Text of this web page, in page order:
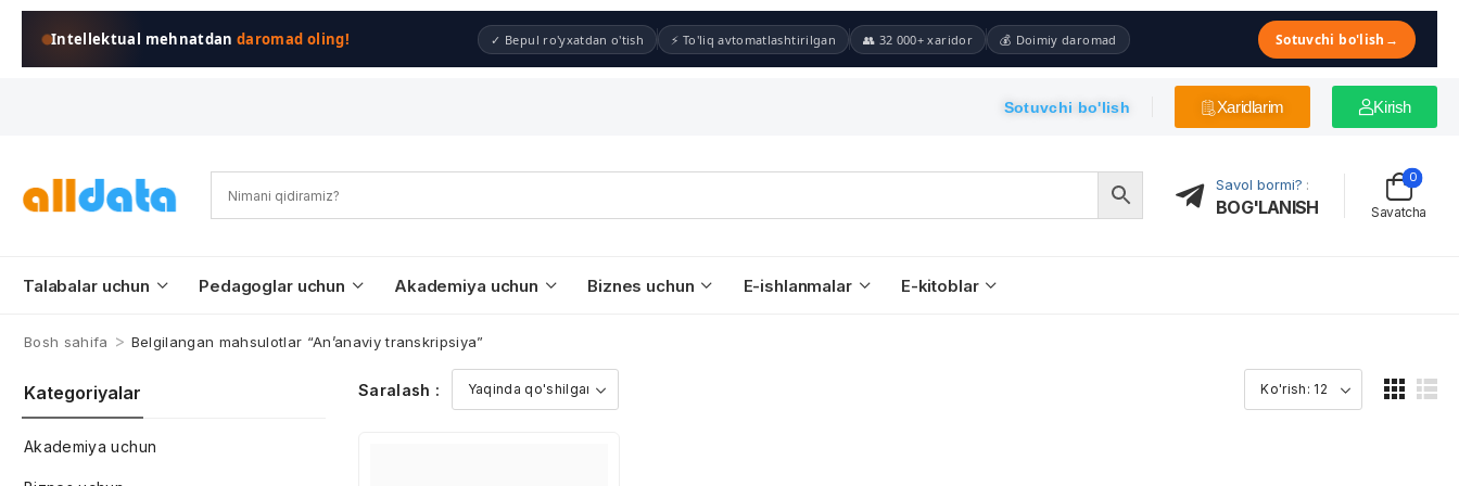
Intellektual mehnatdandaromad oling! ✓ Bepul ro'yxatdan o'tish ⚡ To'liq avtomatlashtirilgan 👥 32 000+ xaridor 💰 Doimiy daromad Sotuvchi bo'lish →
Sotuvchi bo'lish Xaridlarim Kirish
Savol bormi? :
BOG'LANISH Savatcha
0
Talabalar uchun Pedagoglar uchun Akademiya uchun Biznes uchun E-ishlanmalar E-kitoblar
Bosh sahifa > Belgilangan mahsulotlar “An’anaviy transkripsiya”
Kategoriyalar
Akademiya uchun
Saralash :